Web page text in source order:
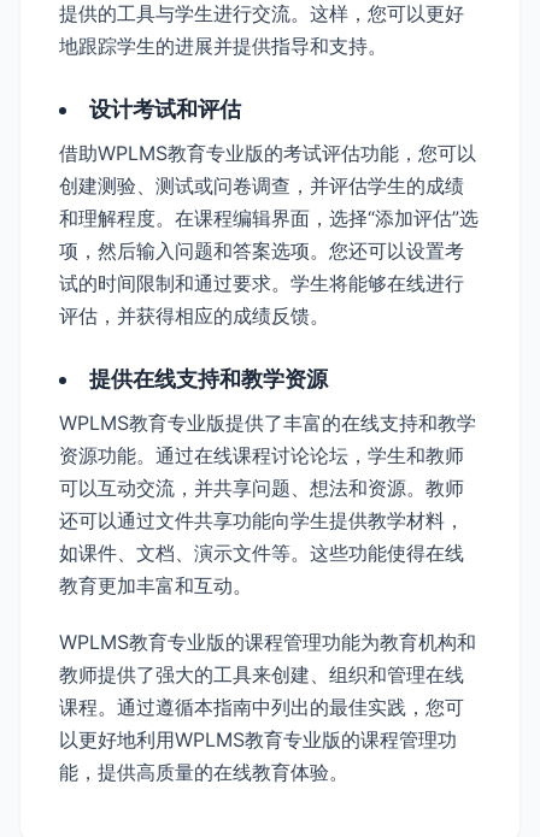
提供的工具与学生进行交流。这样，您可以更好
地跟踪学生的进展并提供指导和支持。
设计考试和评估
借助WPLMS教育专业版的考试评估功能，您可以
创建测验、测试或问卷调查，并评估学生的成绩
和理解程度。在课程编辑界面，选择“添加评估”选
项，然后输入问题和答案选项。您还可以设置考
试的时间限制和通过要求。学生将能够在线进行
评估，并获得相应的成绩反馈。
提供在线支持和教学资源
WPLMS教育专业版提供了丰富的在线支持和教学
资源功能。通过在线课程讨论论坛，学生和教师
可以互动交流，并共享问题、想法和资源。教师
还可以通过文件共享功能向学生提供教学材料，
如课件、文档、演示文件等。这些功能使得在线
教育更加丰富和互动。
WPLMS教育专业版的课程管理功能为教育机构和
教师提供了强大的工具来创建、组织和管理在线
课程。通过遵循本指南中列出的最佳实践，您可
以更好地利用WPLMS教育专业版的课程管理功
能，提供高质量的在线教育体验。